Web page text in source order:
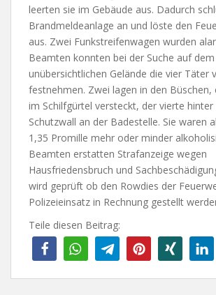
leerten sie im Gebäude aus. Dadurch
Brandmeldeanlage an und löste den
aus. Zwei Funkstreifenwagen wurden
Beamten konnten bei der Suche auf dem
unübersichtlichen Gelände die vier Täter
festnehmen. Zwei lagen in den Büschen,
im Schilfgürtel versteckt, der vierte hinter
Schutzwall an der Badestelle. Sie waren
1,35 Promille mehr oder minder
Beamten erstatten Strafanzeige wegen
Hausfriedensbruch und
wird geprüft ob den Rowdies der
Polizeieinsatz in Rechnung gestellt
Teile diesen Beitrag: